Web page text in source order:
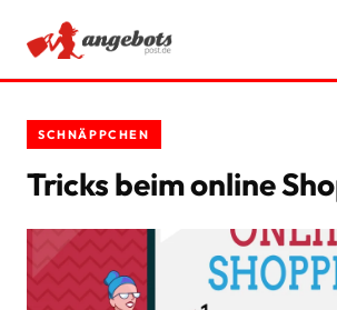
SPARTIPPS
SCHNÄPPCHEN
Tricks beim online